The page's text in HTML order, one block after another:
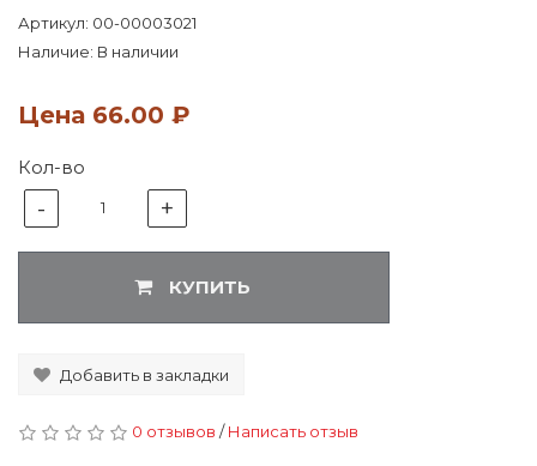
Артикул: 00-00003021
Наличие: В наличии
Цена 66.00 ₽
Кол-во
- 1 +
КУПИТЬ
Добавить в закладки
0 отзывов /Написать отзыв